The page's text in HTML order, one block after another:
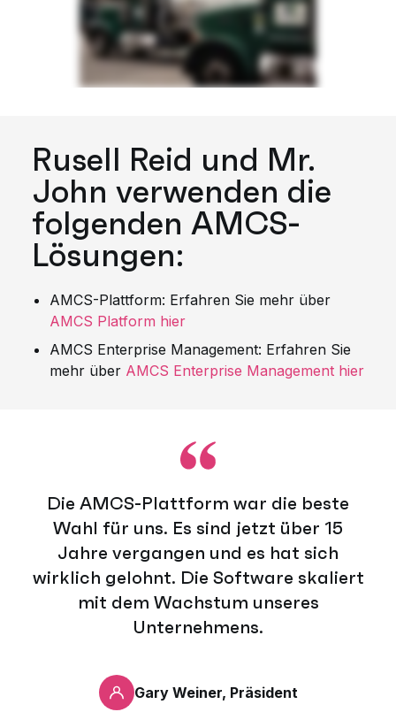
Rusell Reid und Mr.
John verwenden die
folgenden AMCS-
Lösungen:
AMCS-Plattform: Erfahren Sie mehr über
AMCS Platform hier
AMCS Enterprise Management: Erfahren Sie
mehr über AMCS Enterprise Management hier
Die AMCS-Plattform war die beste
Wahl für uns. Es sind jetzt über 15
Jahre vergangen und es hat sich
wirklich gelohnt. Die Software skaliert
mit dem Wachstum unseres
Unternehmens.
Gary Weiner, Präsident